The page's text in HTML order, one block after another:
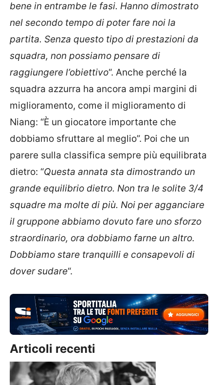
bene in entrambe le fasi. Hanno dimostrato
nel secondo tempo di poter fare noi la
partita. Senza questo tipo di prestazioni da
squadra, non possiamo pensare di
raggiungere l’obiettivo“. Anche perché la
squadra azzurra ha ancora ampi margini di
miglioramento, come il miglioramento di
Niang: “È un giocatore importante che
dobbiamo sfruttare al meglio”. Poi che un
parere sulla classifica sempre più equilibrata
dietro: “Questa annata sta dimostrando un
grande equilibrio dietro. Non tra le solite 3/4
squadre ma molte di più. Noi per agganciare
il gruppone abbiamo dovuto fare uno sforzo
straordinario, ora dobbiamo farne un altro.
Dobbiamo stare tranquilli e consapevoli di
dover sudare“.
Articoli recenti